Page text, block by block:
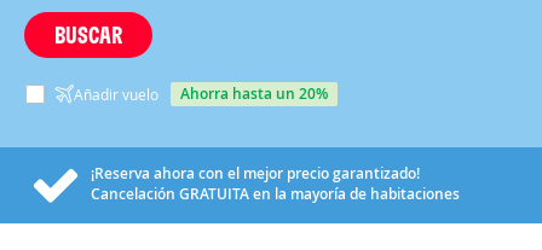
BUSCAR
Añadir vuelo ahorra hasta un 20%
¡Reserva ahora con el mejor precio garantizado!
Cancelación GRATUITAen la mayoría de habitaciones